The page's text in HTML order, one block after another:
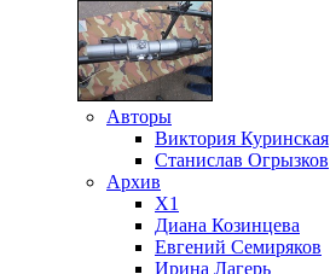
Авторы
Виктория Куринская
Станислав Огрызков
Архив
X1
Диана Козинцева
Евгений Семиряков
Ирина Лагерь